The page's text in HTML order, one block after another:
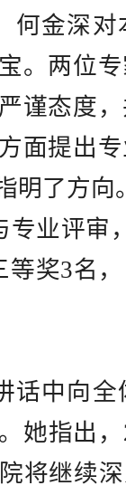
何金深
。两位
谨态度
面提出
明了方向
专业评审
等奖3名
话中向
她指出，
将继续